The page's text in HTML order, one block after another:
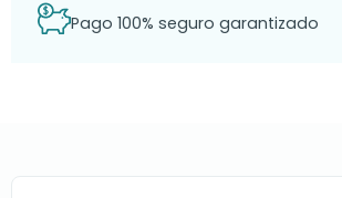
Pago 100% seguro garantizado